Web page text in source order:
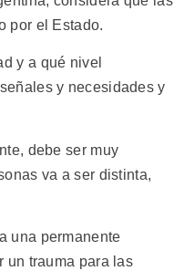
por el Estado.
y a qué nivel
y necesidades y
debe ser muy
va a ser distinta,
una permanente
un trauma para las